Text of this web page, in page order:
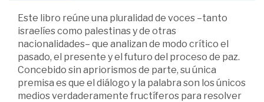
Este libro reúne una pluralidad de voces –tanto
israelíes como palestinas y de otras
nacionalidades– que analizan de modo crítico el
pasado, el presente y el futuro del proceso de paz.
Concebido sin apriorismos de parte, su única
premisa es que el diálogo y la palabra son los únicos
medios verdaderamente fructíferos para resolver